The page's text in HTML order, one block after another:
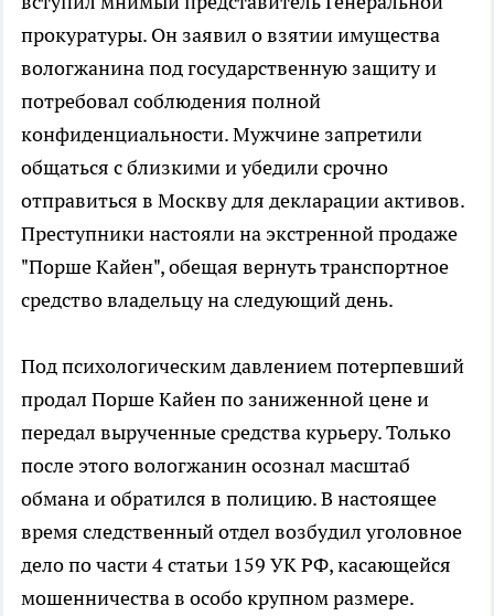
прокуратуры. Он заявил о взятии имущества
вологжанина под государственную защиту и
потребовал соблюдения полной
конфиденциальности. Мужчине запретили
общаться с близкими и убедили срочно
отправиться в Москву для декларации активов.
Преступники настояли на экстренной продаже
"Порше Кайен", обещая вернуть транспортное
средство владельцу на следующий день.
Под психологическим давлением потерпевший
продал Порше Кайен по заниженной цене и
передал вырученные средства курьеру. Только
после этого вологжанин осознал масштаб
обмана и обратился в полицию. В настоящее
время следственный отдел возбудил уголовное
дело по части 4 статьи 159 УК РФ, касающейся
мошенничества в особо крупном размере.